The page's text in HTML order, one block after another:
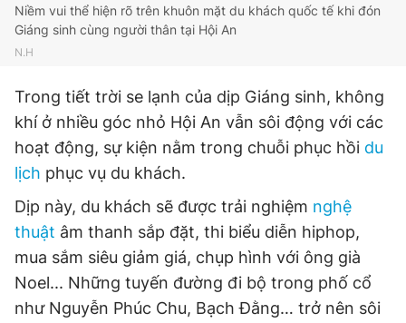
Phó tổng biên tập: Lâm Hiếu Dũng
Phó tổng biên tập: Trần Việt Hưng
Tổng thư ký tòa soạn: Đức Trung
© 2003-2026 Bản quyền thuộc về Báo Thanh Niên. Cấm sao
chép dưới mọi hình thức nếu không có sự chấp thuận bằng văn
bản. Phát triển bởi ePi Technologies, JSC.
Niềm vui thể hiện rõ trên khuôn mặt du khách quốc tế khi đón
Giáng sinh cùng người thân tại Hội An
N.H
Trong tiết trời se lạnh của dịp Giáng sinh, không
khí ở nhiều góc nhỏ Hội An vẫn sôi động với các
hoạt động, sự kiện nằm trong chuỗi phục hồi du
lịch phục vụ du khách.
Dịp này, du khách sẽ được trải nghiệm nghệ
thuật âm thanh sắp đặt, thi biểu diễn hiphop,
mua sắm siêu giảm giá, chụp hình với ông già
Noel... Những tuyến đường đi bộ trong phố cổ
như Nguyễn Phúc Chu, Bạch Đằng… trở nên sôi